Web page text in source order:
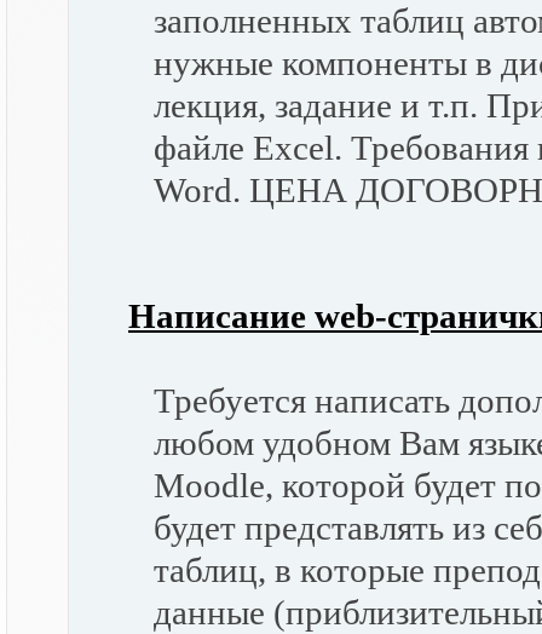
заполненных таблиц
нужные компоненты в
лекция, задание и т.п.
файле Excel.
Word. ЦЕНА
Написание web-
Требуется написать
любом удобном Вам
Moodle, которой будет
будет представлять из
таблиц, в которые
данные